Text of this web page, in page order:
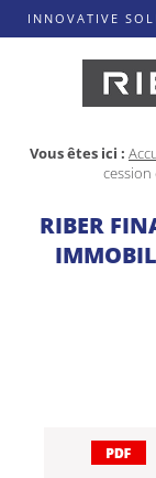
INNOVATIVE
Vous êtes ici :
cession
RIBER